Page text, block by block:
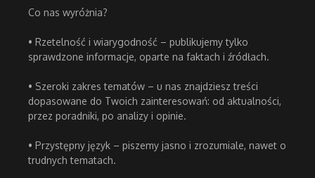
Co nas wyróżnia?
• Rzetelność i wiarygodność – publikujemy tylko
sprawdzone informacje, oparte na faktach i źródłach.
• Szeroki zakres tematów – u nas znajdziesz treści
dopasowane do Twoich zainteresowań: od aktualności,
przez poradniki, po analizy i opinie.
• Przystępny język – piszemy jasno i zrozumiale, nawet o
trudnych tematach.